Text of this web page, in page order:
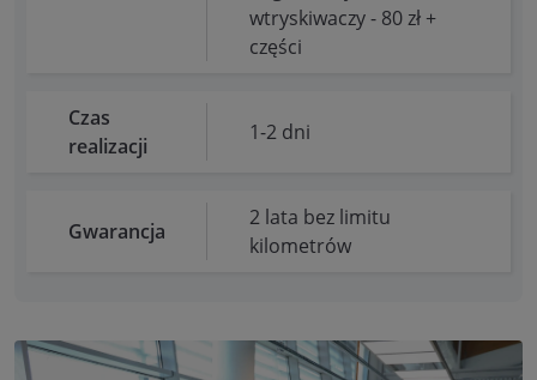
wtryskiwaczy - 80 zł +
części
Czas
realizacji
1-2 dni
Gwarancja
2 lata bez limitu
kilometrów